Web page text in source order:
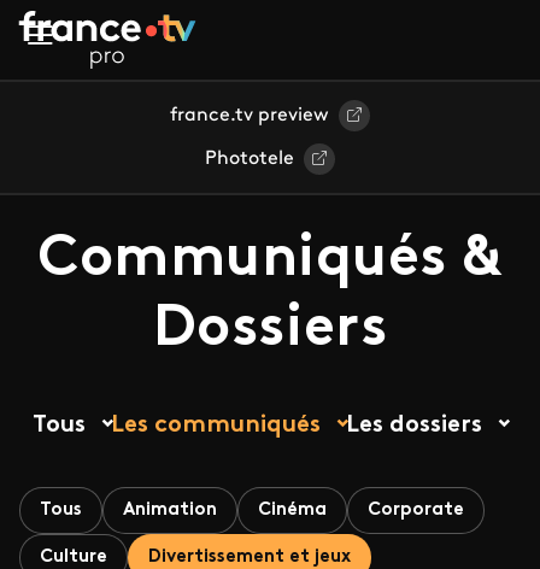
Aller au contenu principal
france.tv preview
Phototele
Communiqués &
Dossiers
Tous Les communiqués Les dossiers
Tous Animation Cinéma Corporate
Culture Divertissement et jeux